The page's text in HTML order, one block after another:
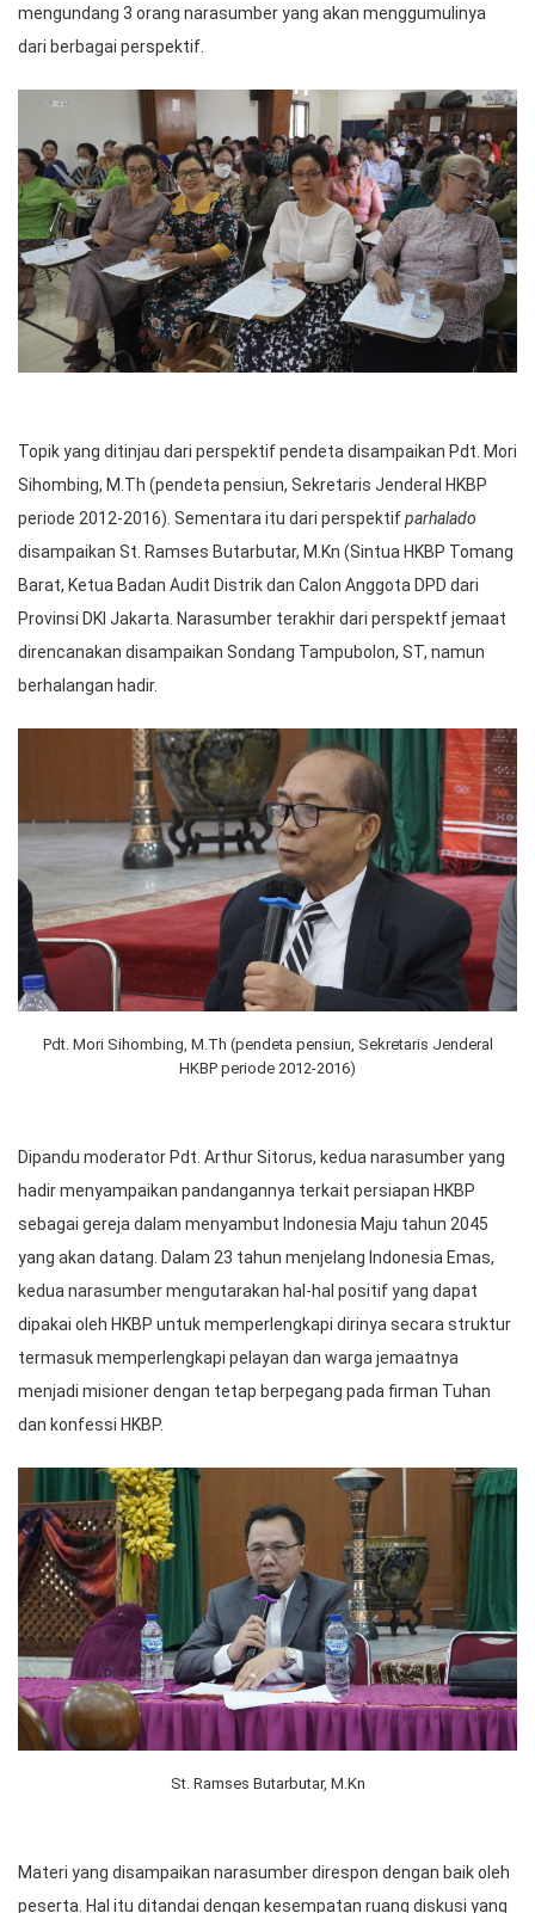
mengundang 3 orang narasumber yang akan menggumulinya
dari berbagai perspektif.
Topik yang ditinjau dari perspektif pendeta disampaikan Pdt. Mori
Sihombing, M.Th (pendeta pensiun, Sekretaris Jenderal HKBP
periode 2012-2016). Sementara itu dari perspektifparhalado
disampaikan St. Ramses Butarbutar, M.Kn (Sintua HKBP Tomang
Barat, Ketua Badan Audit Distrik dan Calon Anggota DPD dari
Provinsi DKI Jakarta. Narasumber terakhir dari perspektf jemaat
direncanakan disampaikan Sondang Tampubolon, ST, namun
berhalangan hadir.
Pdt. Mori Sihombing, M.Th (pendeta pensiun, Sekretaris Jenderal
HKBP periode 2012-2016)
Dipandu moderator Pdt. Arthur Sitorus, kedua narasumber yang
hadir menyampaikan pandangannya terkait persiapan HKBP
sebagai gereja dalam menyambut Indonesia Maju tahun 2045
yang akan datang. Dalam 23 tahun menjelang Indonesia Emas,
kedua narasumber mengutarakan hal-hal positif yang dapat
dipakai oleh HKBP untuk memperlengkapi dirinya secara struktur
termasuk memperlengkapi pelayan dan warga jemaatnya
menjadi misioner dengan tetap berpegang pada firman Tuhan
dan konfessi HKBP.
St. Ramses Butarbutar, M.Kn
Materi yang disampaikan narasumber direspon dengan baik oleh
peserta. Hal itu ditandai dengan kesempatan ruang diskusi yang